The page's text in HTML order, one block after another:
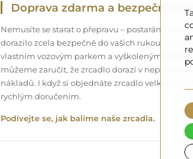
Doprava zdarma a bezpečný
Nemusíte se starat o přepravu – postaráme se o
dorazilo zcela bezpečně do vašich rukou, a to
vlastním vozovým parkem a vyškoleným
můžeme zaručit, že zrcadlo dorazí v
nákladů. I když si objednáte zrcadlo velkých
rychlým doručením.
Podívejte se, jak balíme naše zrcadla.